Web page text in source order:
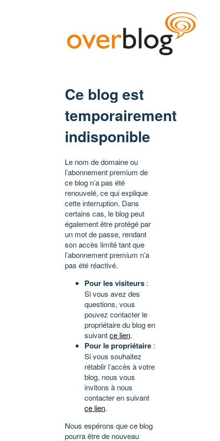
Ce blog est
temporairement
indisponible
Le nom de domaine ou
l’abonnement premium de
ce blog n’a pas été
renouvelé, ce qui explique
cette interruption. Dans
certains cas, le blog peut
également être protégé par
un mot de passe, rendant
son accès limité tant que
l’abonnement premium n’a
pas été réactivé.
Pour les visiteurs :
Si vous avez des
questions, vous
pouvez contacter le
propriétaire du blog en
suivantce lien.
Pour le propriétaire :
Si vous souhaitez
rétablir l’accès à votre
blog, nous vous
invitons à nous
contacter en suivant
ce lien.
Nous espérons que ce blog
pourra être de nouveau